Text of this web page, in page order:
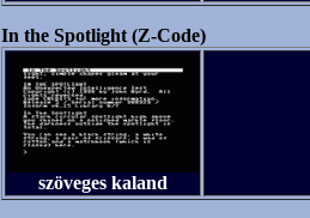
In the Spotlight (Z-Code)
szöveges kaland